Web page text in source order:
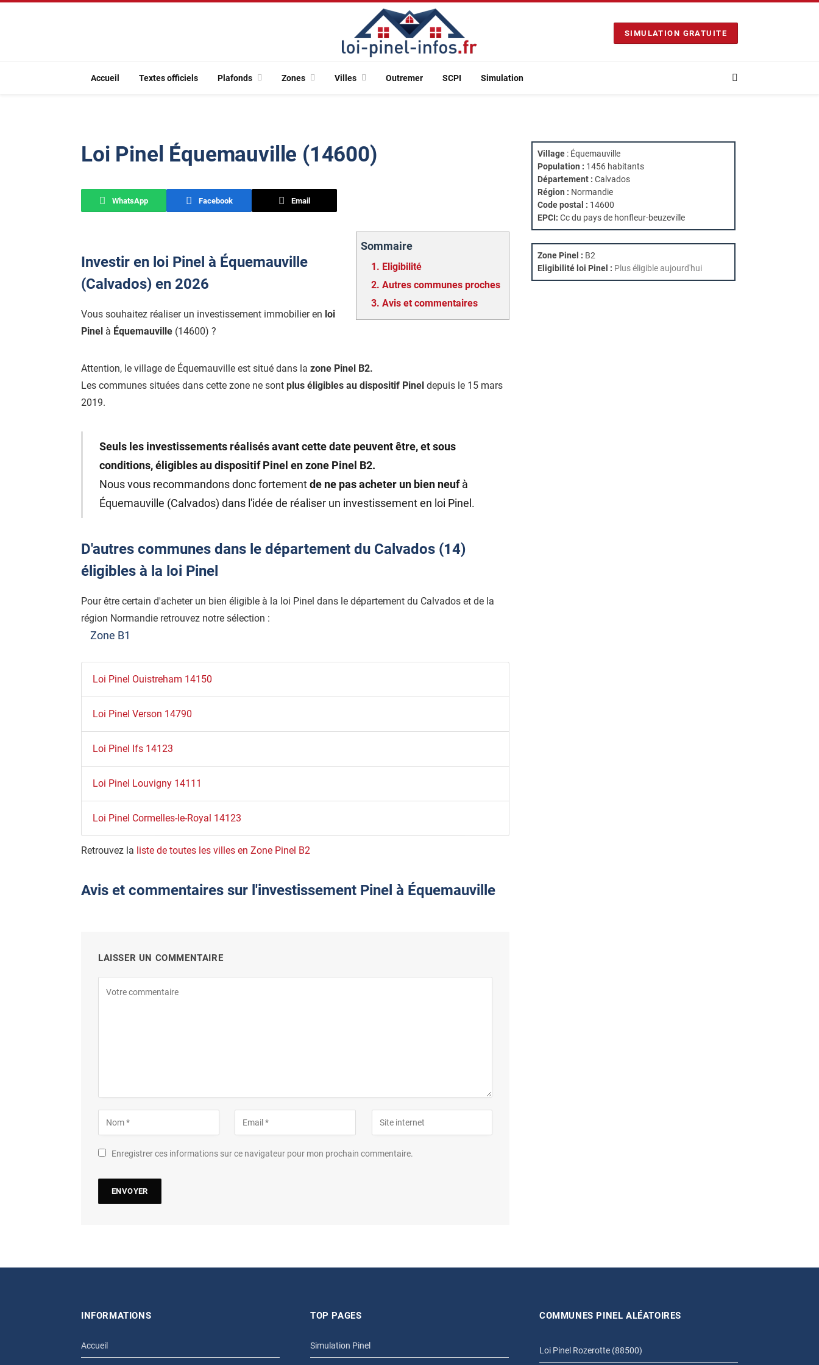
SIMULATION GRATUITE
Accueil Textes officiels Plafonds Zones Villes Outremer SCPI Simulation
Loi Pinel Équemauville (14600)
WhatsApp Facebook Email
Sommaire
1. Eligibilité
2. Autres communes proches
3. Avis et commentaires
Investir en loi Pinel à Équemauville
(Calvados) en 2026
Vous souhaitez réaliser un investissement immobilier en loi
Pinel à Équemauville (14600) ?
Attention, le village de Équemauville est situé dans la zone Pinel B2.
Les communes situées dans cette zone ne sont plus éligibles au dispositif Pinel depuis le 15 mars
2019.
Seuls les investissements réalisés avant cette date peuvent être, et sous
conditions, éligibles au dispositif Pinel en zone Pinel B2.
Nous vous recommandons donc fortementde ne pas acheter un bien neufà
Équemauville (Calvados) dans l'idée de réaliser un investissement en loi Pinel.
D'autres communes dans le département du Calvados (14)
éligibles à la loi Pinel
Pour être certain d'acheter un bien éligible à la loi Pinel dans le département du Calvados et de la
région Normandie retrouvez notre sélection :
Zone B1
Loi Pinel Ouistreham 14150
Loi Pinel Verson 14790
Loi Pinel Ifs 14123
Loi Pinel Louvigny 14111
Loi Pinel Cormelles-le-Royal 14123
Retrouvez la liste de toutes les villes en Zone Pinel B2
Avis et commentaires sur l'investissement Pinel à Équemauville
LAISSER UN COMMENTAIRE
Enregistrer ces informations sur ce navigateur pour mon prochain commentaire.
Village : Équemauville
Population : 1456 habitants
Département : Calvados
Région : Normandie
Code postal : 14600
EPCI: Cc du pays de honfleur-beuzeville
Zone Pinel : B2
Eligibilité loi Pinel : Plus éligible aujourd'hui
INFORMATIONS
Accueil
TOP PAGES
Simulation Pinel
COMMUNES PINEL ALÉATOIRES
Loi Pinel Rozerotte (88500)